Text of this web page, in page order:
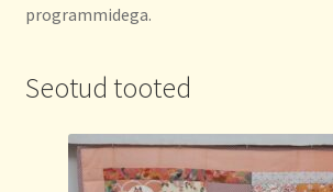
programmidega.
Seotud tooted